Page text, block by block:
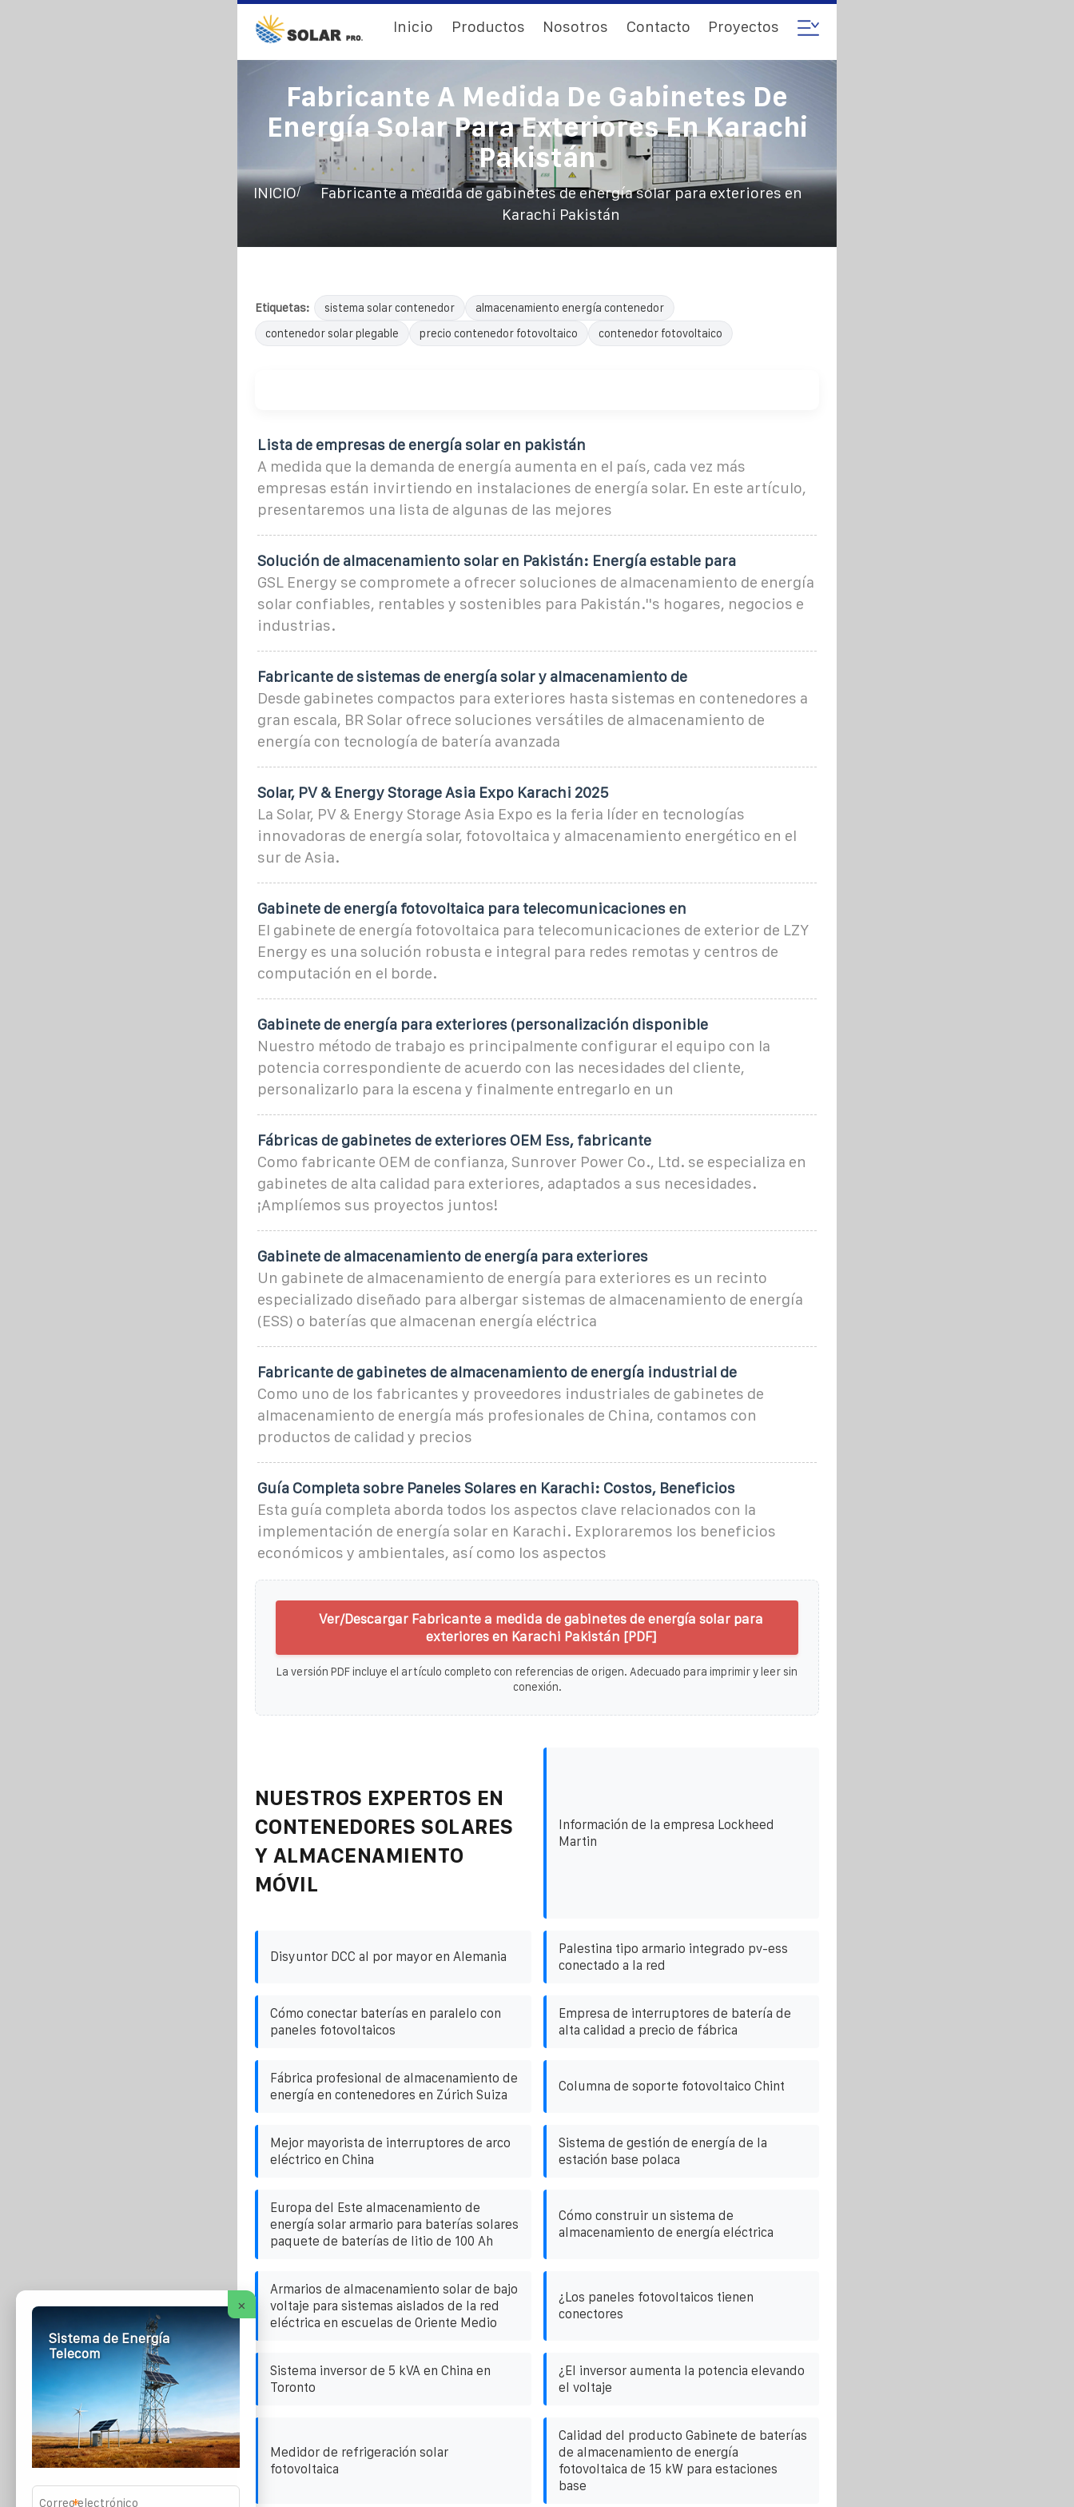
Inicio Productos Nosotros Contacto Proyectos
Fabricante A Medida De Gabinetes De
Energía Solar Para Exteriores En Karachi
Pakistán
INICIO/
Fabricante a medida de gabinetes de energía solar para exteriores en
Karachi Pakistán
Etiquetas: sistema solar contenedor
almacenamiento energía contenedor
contenedor solar plegable
precio contenedor fotovoltaico contenedor fotovoltaico
Lista de empresas de energía solar en pakistán
A medida que la demanda de energía aumenta en el país, cada vez más
empresas están invirtiendo en instalaciones de energía solar. En este artículo,
presentaremos una lista de algunas de las mejores
Solución de almacenamiento solar en Pakistán: Energía estable para
GSL Energy se compromete a ofrecer soluciones de almacenamiento de energía
solar confiables, rentables y sostenibles para Pakistán.''s hogares, negocios e
industrias.
Fabricante de sistemas de energía solar y almacenamiento de
Desde gabinetes compactos para exteriores hasta sistemas en contenedores a
gran escala, BR Solar ofrece soluciones versátiles de almacenamiento de
energía con tecnología de batería avanzada
Solar, PV & Energy Storage Asia Expo Karachi 2025
La Solar, PV & Energy Storage Asia Expo es la feria líder en tecnologías
innovadoras de energía solar, fotovoltaica y almacenamiento energético en el
sur de Asia.
Gabinete de energía fotovoltaica para telecomunicaciones en
El gabinete de energía fotovoltaica para telecomunicaciones de exterior de LZY
Energy es una solución robusta e integral para redes remotas y centros de
computación en el borde.
Gabinete de energía para exteriores (personalización disponible
Nuestro método de trabajo es principalmente configurar el equipo con la
potencia correspondiente de acuerdo con las necesidades del cliente,
personalizarlo para la escena y finalmente entregarlo en un
Fábricas de gabinetes de exteriores OEM Ess, fabricante
Como fabricante OEM de confianza, Sunrover Power Co., Ltd. se especializa en
gabinetes de alta calidad para exteriores, adaptados a sus necesidades.
¡Amplíemos sus proyectos juntos!
Gabinete de almacenamiento de energía para exteriores
Un gabinete de almacenamiento de energía para exteriores es un recinto
especializado diseñado para albergar sistemas de almacenamiento de energía
(ESS) o baterías que almacenan energía eléctrica
Fabricante de gabinetes de almacenamiento de energía industrial de
Como uno de los fabricantes y proveedores industriales de gabinetes de
almacenamiento de energía más profesionales de China, contamos con
productos de calidad y precios
Guía Completa sobre Paneles Solares en Karachi: Costos, Beneficios
Esta guía completa aborda todos los aspectos clave relacionados con la
implementación de energía solar en Karachi. Exploraremos los beneficios
económicos y ambientales, así como los aspectos
Ver/Descargar Fabricante a medida de gabinetes de energía solar para
exteriores en Karachi Pakistán [PDF]
La versión PDF incluye el artículo completo con referencias de origen. Adecuado para imprimir y leer sin
conexión.
NUESTROS EXPERTOS EN
CONTENEDORES SOLARES
Y ALMACENAMIENTO
MÓVIL
Información de la empresa Lockheed
Martin
Disyuntor DCC al por mayor en Alemania
Palestina tipo armario integrado pv-ess
conectado a la red
Cómo conectar baterías en paralelo con
paneles fotovoltaicos
Empresa de interruptores de batería de
alta calidad a precio de fábrica
Fábrica profesional de almacenamiento de
energía en contenedores en Zúrich Suiza
Columna de soporte fotovoltaico Chint
Mejor mayorista de interruptores de arco
eléctrico en China
Sistema de gestión de energía de la
estación base polaca
Europa del Este almacenamiento de
energía solar armario para baterías solares
paquete de baterías de litio de 100 Ah
Cómo construir un sistema de
almacenamiento de energía eléctrica
Armarios de almacenamiento solar de bajo
voltaje para sistemas aislados de la red
eléctrica en escuelas de Oriente Medio
¿Los paneles fotovoltaicos tienen
conectores
Sistema inversor de 5 kVA en China en
Toronto
¿El inversor aumenta la potencia elevando
el voltaje
Medidor de refrigeración solar
fotovoltaica
Calidad del producto Gabinete de baterías
de almacenamiento de energía
fotovoltaica de 15 kW para estaciones
base
×
Sistema de Energía
Telecom